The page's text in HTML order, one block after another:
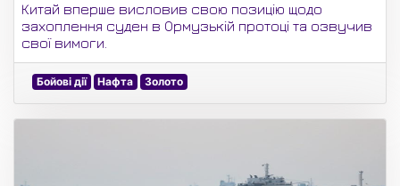
Китай вперше висловив свою позицію щодо
захоплення суден в Ормузькій протоці та озвучив
свої вимоги.
Бойові дії Нафта Золото